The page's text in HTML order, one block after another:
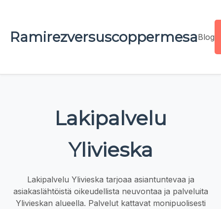
RamirezversuscoppermesaBlog
Lakipalvelu
Ylivieska
Lakipalvelu Ylivieska tarjoaa asiantuntevaa ja
asiakaslähtöistä oikeudellista neuvontaa ja palveluita
Ylivieskan alueella. Palvelut kattavat monipuolisesti